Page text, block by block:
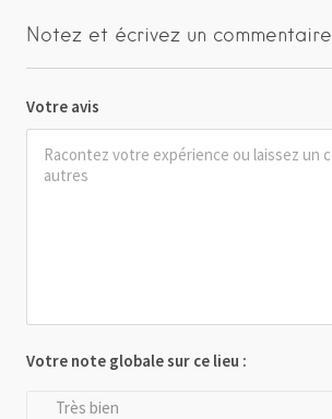
Notez et écrivez un commentaire
Votre avis
Votre note globale sur ce lieu :
Très bien